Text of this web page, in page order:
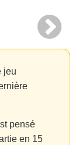
jeu
pensé
en 15